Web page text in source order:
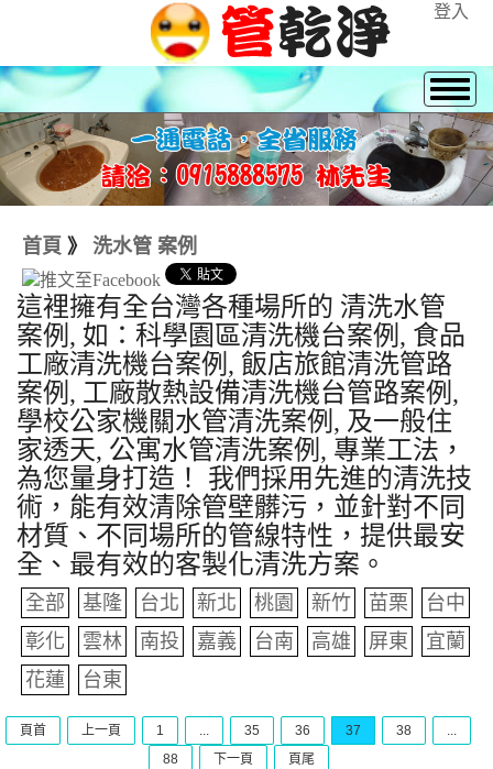
登入
首頁 》 洗水管 案例
這裡擁有全台灣各種場所的 清洗水管
案例, 如：科學園區清洗機台案例, 食品
工廠清洗機台案例, 飯店旅館清洗管路
案例, 工廠散熱設備清洗機台管路案例,
學校公家機關水管清洗案例, 及一般住
家透天, 公寓水管清洗案例, 專業工法，
為您量身打造！ 我們採用先進的清洗技
術，能有效清除管壁髒污，並針對不同
材質、不同場所的管線特性，提供最安
全、最有效的客製化清洗方案。
全部 基隆 台北 新北 桃園 新竹 苗栗
台中
彰化
雲林 南投 嘉義 台南 高雄 屏東
宜蘭
花蓮
台東
頁首 上一頁 1 ... 35 36 37 38
...
88
下一頁 頁尾